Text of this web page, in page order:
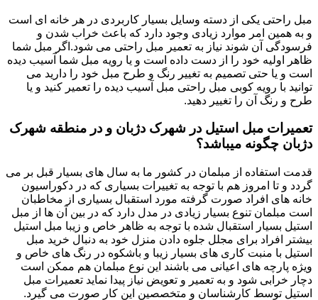
مبل راحتی یکی از دسته وسایل بسیار کاربردی در هر خانه ای است
و به همین امر موارد زیادی وجود دارد که باعث خراب شدن و
فرسودگی آن شوند نیاز به تعمیر مبل راحتی می شود.اگر مبل شما
ظاهر اولیه خود را از دست داده است و یا رویه مبل شما آسیب دیده
است و یا حتی تصمیم به تغییر رنگ و طرح مبل خود را دارید می
توانید با رویه کوبی مبل راحتی مبل آسیب دیده را تعمیر کنید و یا
طرح و رنگ آن را تغییر دهید.
تعمیرات مبل استیل در شهرک دژبان و در منطقه شهرک
دژبان چگونه میباشد؟
قدمت استفاده از مبلمان در کشور ما به سال های بسیار قبل بر می
گردد و تا امروز هم با توجه به تغییرات بسیاری که در دکوراسیون
خانه های افراد صورت گرفته مورد استقبال بسیاری از مخاطبان
است مبلمان تنوع بسیار زیادی در مدل دارد که در بین آن ها از مبل
استیل بسیار استقبال شده با توجه به ظاهر خاص و زیبا مبل استیل
بیشتر افراد برای مجلل جلوه دادن منزل خود به دنبال خرید مبل
استیل با منبت کاری های بسیار زیبا و باشکوه در رنگ های خاص و
ویژه پارچه های اعیانی می باشند این نوع مبلمان هم ممکن است
دچار خرابی شود و به تعمیر و تعویض نیاز پیدا نماید تعمیرات مبل
استیل توسط کارشناسان و متخصصین این کار صورت می گیرد.